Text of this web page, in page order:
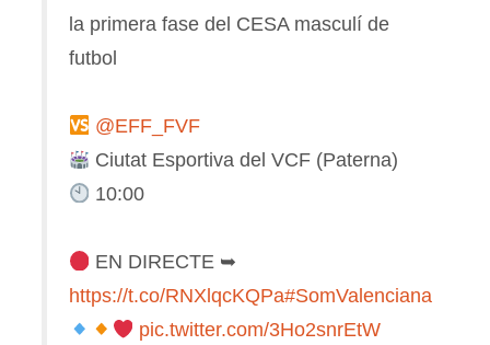
la primera fase del CESA masculí de
futbol
@EFF_FVF
Ciutat Esportiva del VCF (Paterna)
10:00
EN DIRECTE ➥
https://t.co/RNXlqcKQPa#SomValenciana
pic.twitter.com/3Ho2snrEtW